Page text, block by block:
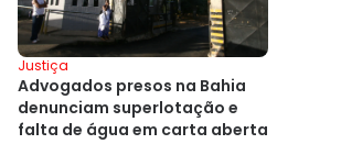
Justiça
Advogados presos na Bahia
denunciam superlotação e
falta de água em carta aberta